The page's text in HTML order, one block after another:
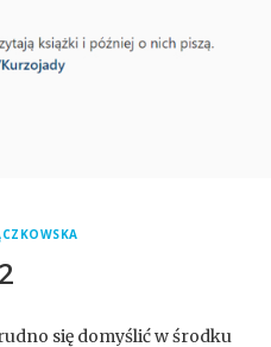
się domyślić w środku